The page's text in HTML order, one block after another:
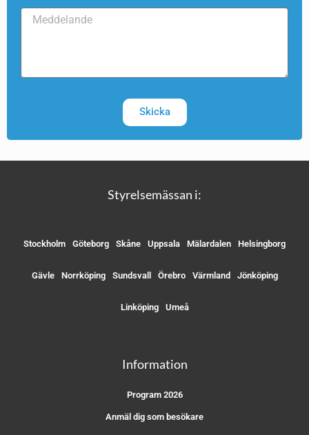
Skicka
Styrelsemässan i:
Stockholm Göteborg Skåne Uppsala Mälardalen Helsingborg
Gävle Norrköping Sundsvall Örebro Värmland Jönköping
Linköping Umeå
Information
Program 2026
Anmäl dig som besökare